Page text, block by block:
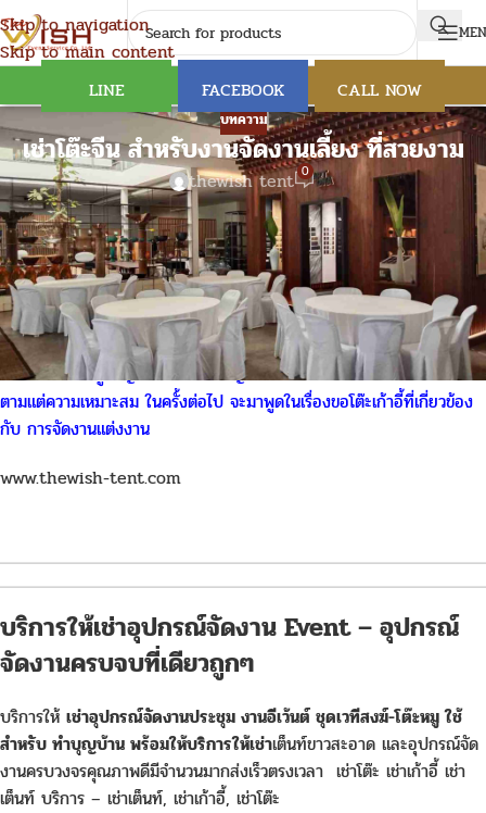
Skip to navigation
Skip to main content
LINE FACEBOOK CALL NOW
บทความ
เช่าโต๊ะจีน สำหรับงานจัดงานเลี้ยง ที่สวยงาม
thewish tent 0
เช่าโต๊ะจีน เช่าเต็นท์จัดงานเลี้ยง
วันนี้จะมาพูดถึงการจัดงานเลี้ยงโดยเฉพาะแขกผู้ใหญ่ ส่วนมากจะเป็นเก้าอี้
บุน่วมแบบผ้ายึด ในรูปจะเป็นลูกค้าจัดงานแบบลูกค้าคนต่างประเทศ และ
คนในประเทศ อาหารที่ใช่ในการจัดเลี้ยงก็จะเป็นประเภท อาหารบุฟเฟ่ต์
โรงแรม หรือจะเป็นอาหารนานาชาติ ตามแต่ลูกค้าแต่ละท่าน สะดวก ส่วน
การนั่ง ถ้าแขกผู้ใหญ่ มีร่างกายที่ใหญ่ ก็จะจัดเรียง ประมาณ 6-8 ที่นั่ง
ตามแต่ความเหมาะสม ในครั้งต่อไป จะมาพูดในเรื่องขอโต๊ะเก้าอี้ที่เกี่ยวข้อง
กับ การจัดงานแต่งงาน
www.thewish-tent.com
บริการให้เช่าอุปกรณ์จัดงาน Event – อุปกรณ์
จัดงานครบจบที่เดียวถูกๆ
บริการให้ เช่าอุปกรณ์จัดงานประชุม งานอีเว้นต์ ชุดเวทีสงฆ์-โต๊ะหมู ใช้
สำหรับ ทำบุญบ้าน พร้อมให้บริการให้เช่าเต็นท์ขาวสะอาด และอุปกรณ์จัด
งานครบวงจรคุณภาพดีมีจำนวนมากส่งเร็วตรงเวลา เช่าโต๊ะ เช่าเก้าอี้ เช่า
เต็นท์ บริการ – เช่าเต็นท์, เช่าเก้าอี้, เช่าโต๊ะ